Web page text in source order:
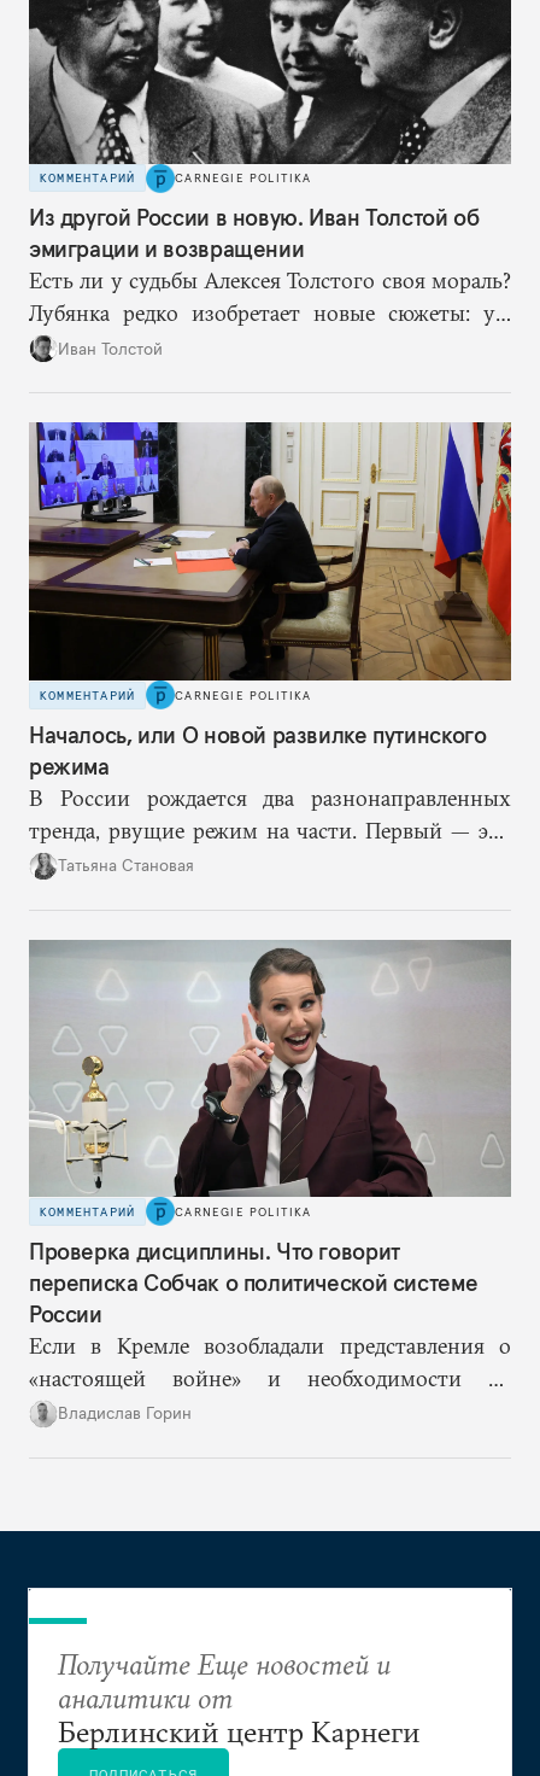
КОММЕНТАРИЙ CARNEGIE POLITIKA
Из другой России в новую. Иван Толстой об
эмиграции и возвращении
Есть ли у судьбы Алексея Толстого своя мораль?
Лубянка редко изобретает новые сюжеты: уж
больно хорошо срабатывают старые.
Иван Толстой
КОММЕНТАРИЙ CARNEGIE POLITIKA
Началось, или О новой развилке путинского
режима
В России рождается два разнонаправленных
тренда, рвущие режим на части. Первый — это
путинская логика войны, где эскалация влечет за
возможностей, на компетентность в принятии
решений и адекватное целеполагание.
Татьяна Становая
КОММЕНТАРИЙ CARNEGIE POLITIKA
Проверка дисциплины. Что говорит
переписка Собчак о политической системе
России
Если в Кремле возобладали представления о
«настоящей войне» и необходимости не
допустить «раскола в обществе», то Ксения
Владислав Горин
Получайте Еще новостей и
аналитики от
Берлинский центр Карнеги